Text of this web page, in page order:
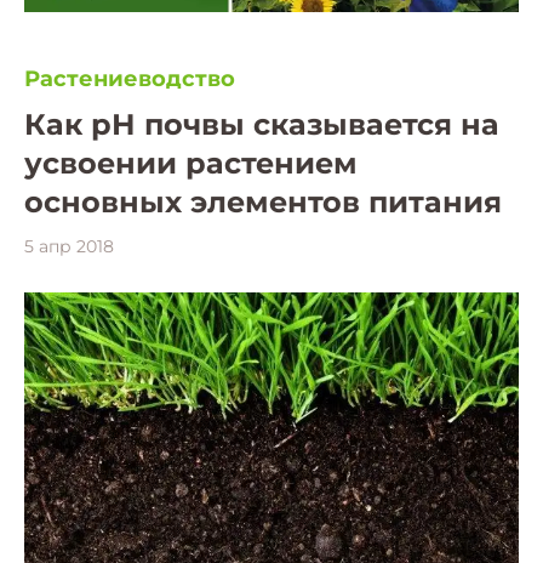
Растениеводство
Как рН почвы сказывается на
усвоении растением
основных элементов питания
5 апр 2018